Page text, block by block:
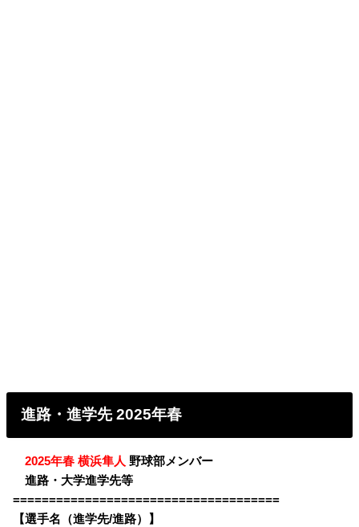
進路・進学先 2025年春
・2025年春 横浜隼人 野球部メンバー
・進路・大学進学先等
=====================================
【選手名（進学先/進路）】